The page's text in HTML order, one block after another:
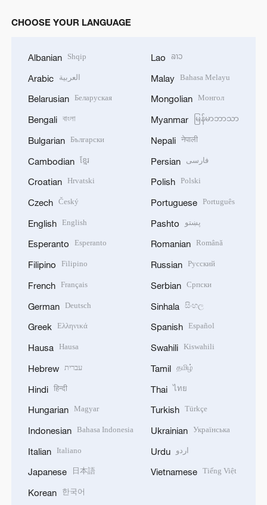
CHOOSE YOUR LANGUAGE
Albanian Shqip
Arabic العربية
Belarusian Беларуская
Bengali বাংলা
Bulgarian Български
Cambodian ខ្មែរ
Croatian Hrvatski
Czech Český
English English
Esperanto Esperanto
Filipino Filipino
French Français
German Deutsch
Greek Ελληνικά
Hausa Hausa
Hebrew עברית
Hindi हिन्दी
Hungarian Magyar
Indonesian Bahasa Indonesia
Italian Italiano
Japanese 日本語
Korean 한국어
Lao ລາວ
Malay Bahasa Melayu
Mongolian Монгол
Myanmar မြန်မာဘာသာ
Nepali नेपाली
Persian فارسی
Polish Polski
Portuguese Português
Pashto پښتو
Romanian Română
Russian Русский
Serbian Српски
Sinhala සිංහල
Spanish Español
Swahili Kiswahili
Tamil தமிழ்
Thai ไทย
Turkish Türkçe
Ukrainian Українська
Urdu اردو
Vietnamese Tiếng Việt